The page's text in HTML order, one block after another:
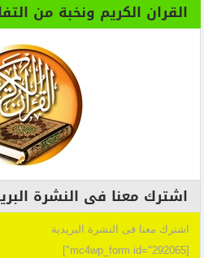
القران الكريم ونخبة من
اشترك معنا فى النشرة
اشترك معنا فى النشرة البريدية
[mc4wp_form id="292065"]